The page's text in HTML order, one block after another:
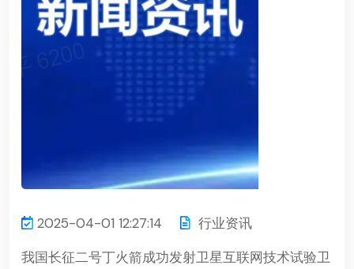
2025-04-01 12:27:14
行业资讯
我国长征二号丁火箭成功发射卫星互联网技术试验卫